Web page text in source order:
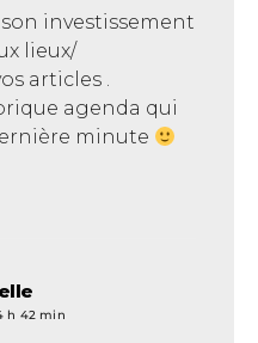
investissement
lieux/
articles .
agenda qui
minute
h 42 min